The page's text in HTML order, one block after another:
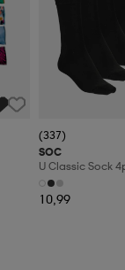
(337)
SOC
U Classic Sock
10,99